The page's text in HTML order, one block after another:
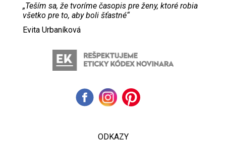
„Teším sa, že tvoríme časopis pre ženy, ktoré robia
všetko pre to, aby boli šťastné“
Evita Urbaníková
ODKAZY